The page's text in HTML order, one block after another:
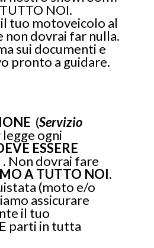
NOI.
tuo motoveicolo al
non dovrai far nulla.
sui documenti e
pronto a guidare.
(Servizio
legge ogni
ESSERE
. Non dovrai fare
A TUTTO NOI.
(moto e/o
assicurare
il tuo
parti in tutta